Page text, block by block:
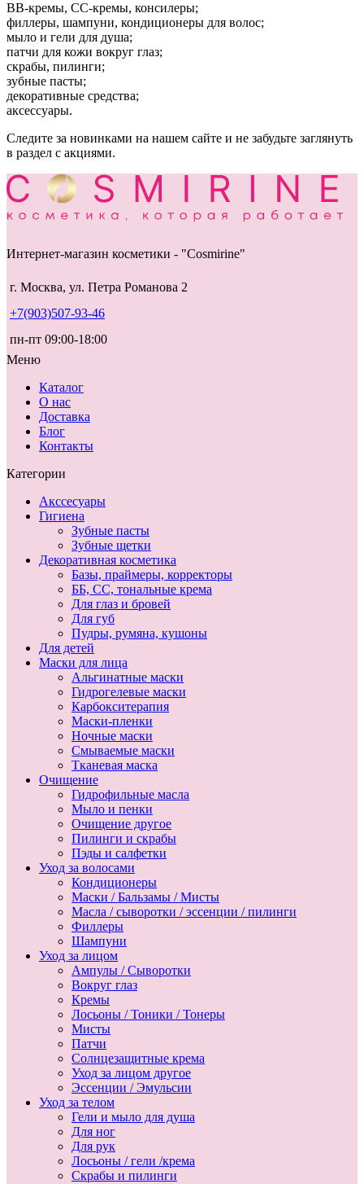
ВВ-кремы, СС-кремы, консилеры;
филлеры, шампуни, кондиционеры для волос;
мыло и гели для душа;
патчи для кожи вокруг глаз;
скрабы, пилинги;
зубные пасты;
декоративные средства;
аксессуары.
Следите за новинками на нашем сайте и не забудьте заглянуть
в раздел с акциями.
Интернет-магазин косметики - "Cosmirine"
г. Москва, ул. Петра Романова 2
+7(903)507-93-46
пн-пт 09:00-18:00
Меню
Каталог
О нас
Доставка
Блог
Контакты
Категории
Акссесуары
Гигиена
Зубные пасты
Зубные щетки
Декоративная косметика
Базы, праймеры, корректоры
ББ, СС, тональные крема
Для глаз и бровей
Для губ
Пудры, румяна, кушоны
Для детей
Маски для лица
Альгинатные маски
Гидрогелевые маски
Карбокситерапия
Маски-пленки
Ночные маски
Смываемые маски
Тканевая маска
Очищение
Гидрофильные масла
Мыло и пенки
Очищение другое
Пилинги и скрабы
Пэды и салфетки
Уход за волосами
Кондиционеры
Маски / Бальзамы / Мисты
Масла / сыворотки / эссенции / пилинги
Филлеры
Шампуни
Уход за лицом
Ампулы / Сыворотки
Вокруг глаз
Кремы
Лосьоны / Тоники / Тонеры
Мисты
Патчи
Солнцезащитные крема
Уход за лицом другое
Эссенции / Эмульсии
Уход за телом
Гели и мыло для душа
Для ног
Для рук
Лосьоны / гели /крема
Скрабы и пилинги